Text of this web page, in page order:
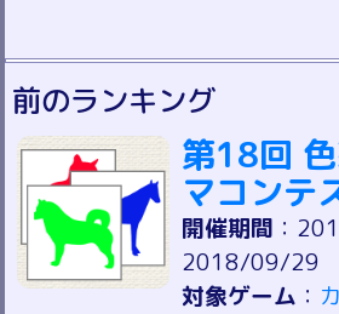
前のランキング
第18回
マコンテ
開催期間 ：
2018/09/29
対象ゲーム ：